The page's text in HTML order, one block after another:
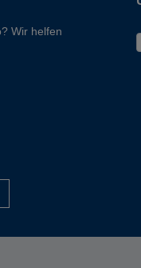
Wir helfen